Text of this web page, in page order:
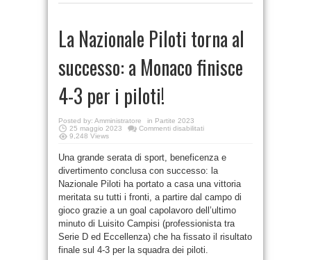
La Nazionale Piloti torna al
successo: a Monaco finisce
4-3 per i piloti!
Posted by: Amministratore in Partite 2023
25 maggio 2023
Commenti disabilitati
9,248 Views
Una grande serata di sport, beneficenza e
divertimento conclusa con successo: la
Nazionale Piloti ha portato a casa una vittoria
meritata su tutti i fronti, a partire dal campo di
gioco grazie a un goal capolavoro dell’ultimo
minuto di Luisito Campisi (professionista tra
Serie D ed Eccellenza) che ha fissato il risultato
finale sul 4-3 per la squadra dei piloti.